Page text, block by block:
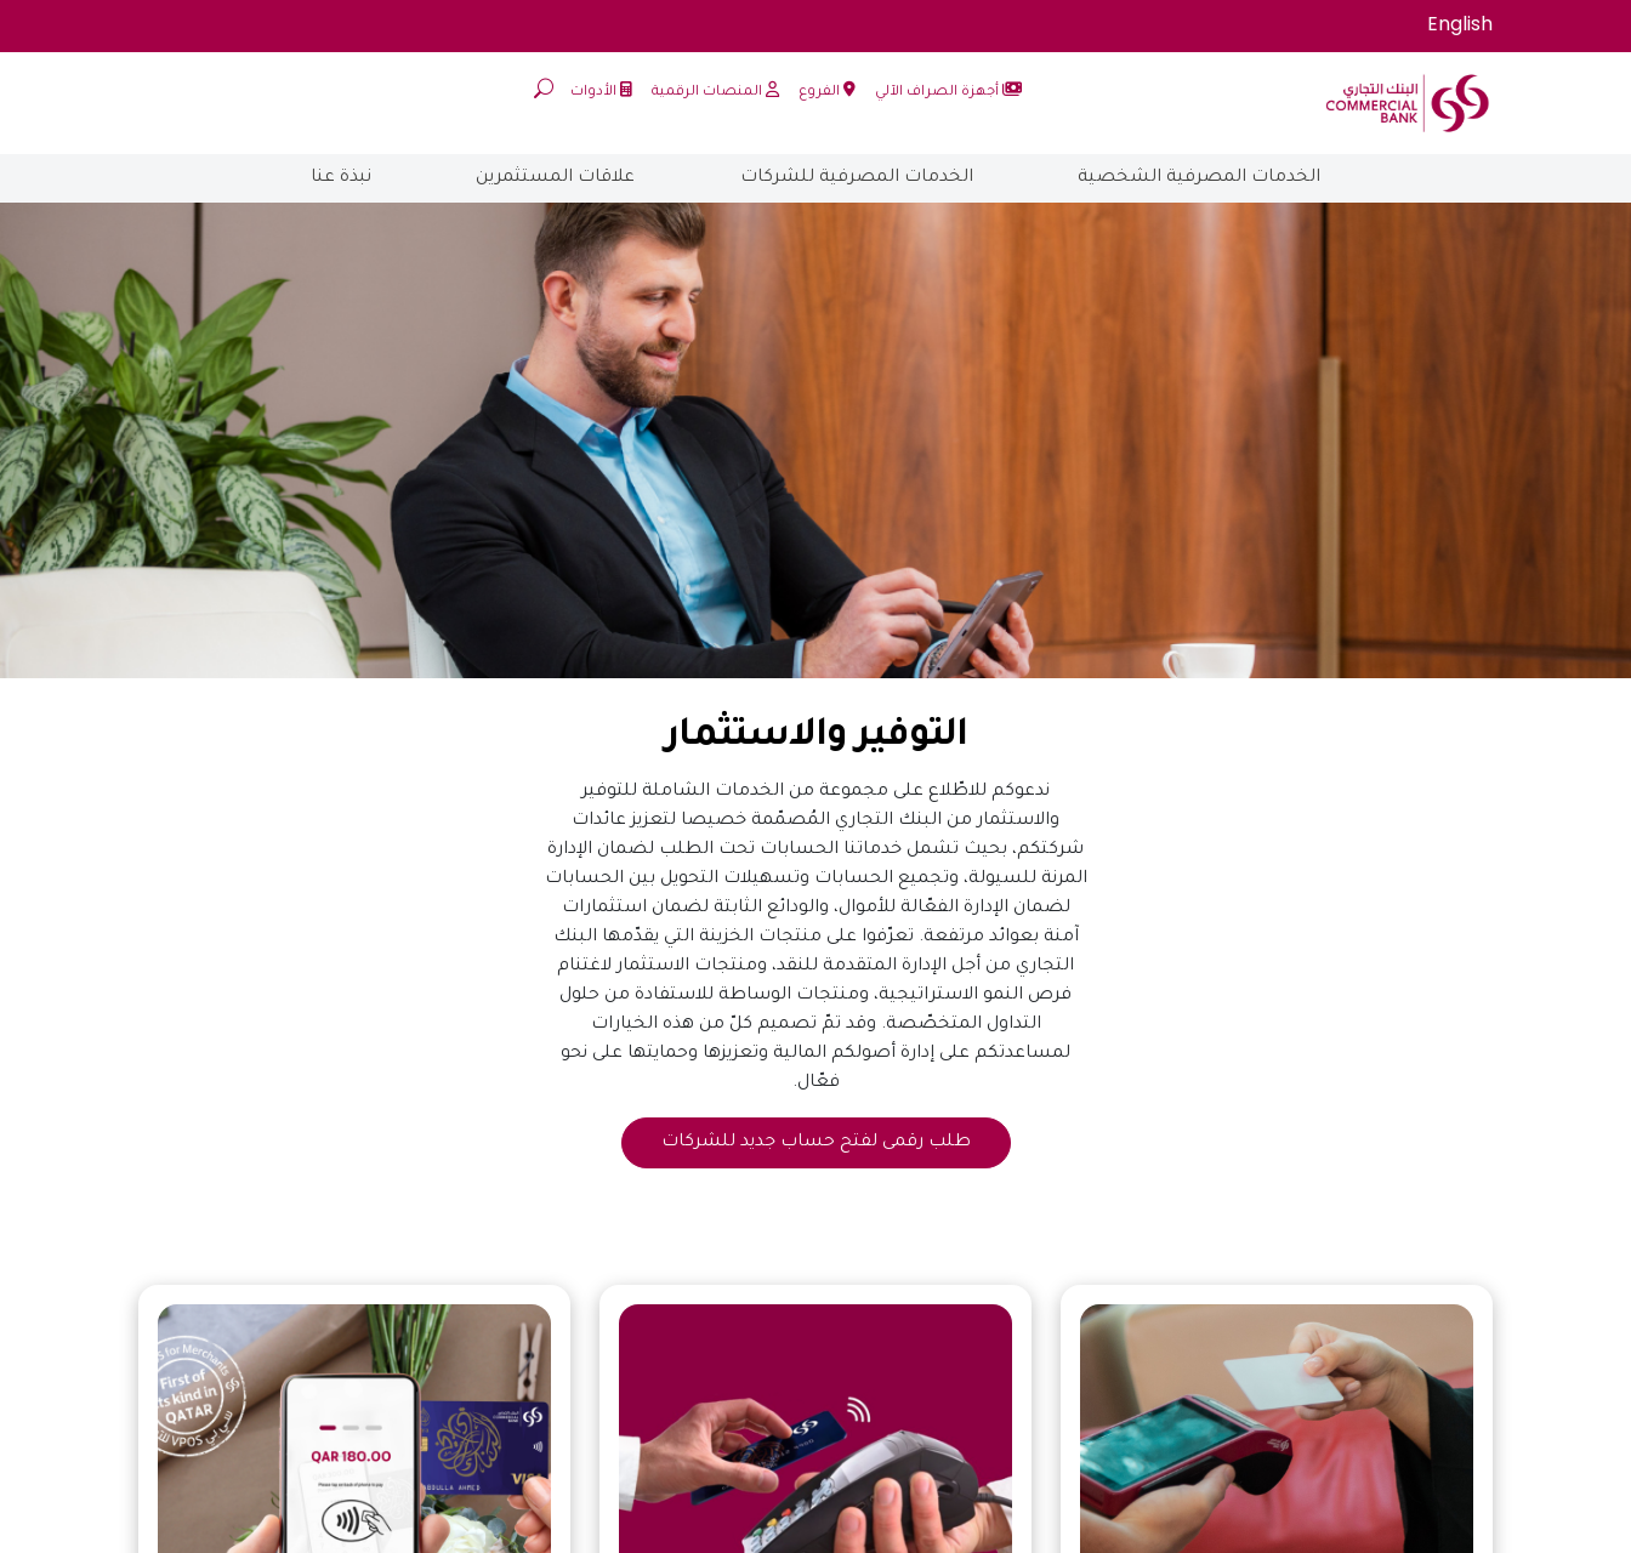
English
أجهزة الصراف الآلي الفروع المنصات الرقمية الأدوات
الخدمات المصرفية الشخصية الخدمات المصرفية للشركات علاقات المستثمرين نبذة عنا
التوفير والاستثمار
ندعوكم للاطّلاع على مجموعة من الخدمات الشاملة للتوفير
والاستثمار من البنك التجاري المُصمّمة خصيصا لتعزيز عائدات
شركتكم، بحيث تشمل خدماتنا الحسابات تحت الطلب لضمان الإدارة
المرنة للسيولة، وتجميع الحسابات وتسهيلات التحويل بين الحسابات
لضمان الإدارة الفعّالة للأموال، والودائع الثابتة لضمان استثمارات
آمنة بعوائد مرتفعة. تعرّفوا على منتجات الخزينة التي يقدّمها البنك
التجاري من أجل الإدارة المتقدمة للنقد، ومنتجات الاستثمار لاغتنام
فرص النمو الاستراتيجية، ومنتجات الوساطة للاستفادة من حلول
التداول المتخصّصة. وقد تمّ تصميم كلّ من هذه الخيارات
لمساعدتكم على إدارة أصولكم المالية وتعزيزها وحمايتها على نحو
فعّال.
طلب رقمى لفتح حساب جديد للشركات